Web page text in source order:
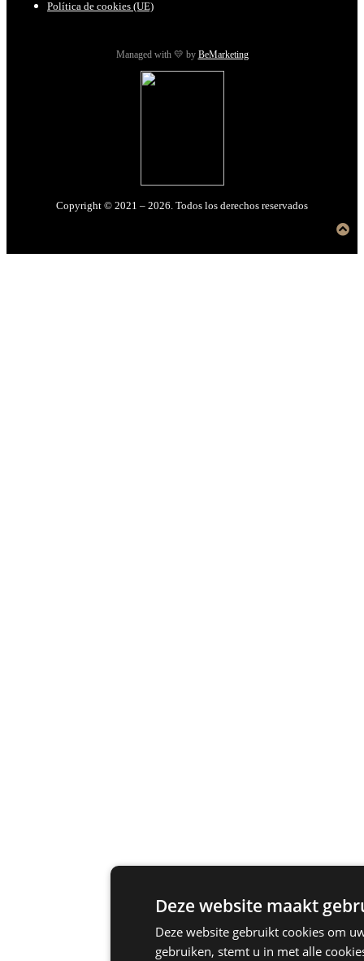
Política de cookies (UE)
Managed with 💛 by BeMarketing
Copyright © 2021 – 2026. Todos los derechos reservados
Deze website maakt
Deze website gebruikt cookies om
gebruiken, stemt u in met alle